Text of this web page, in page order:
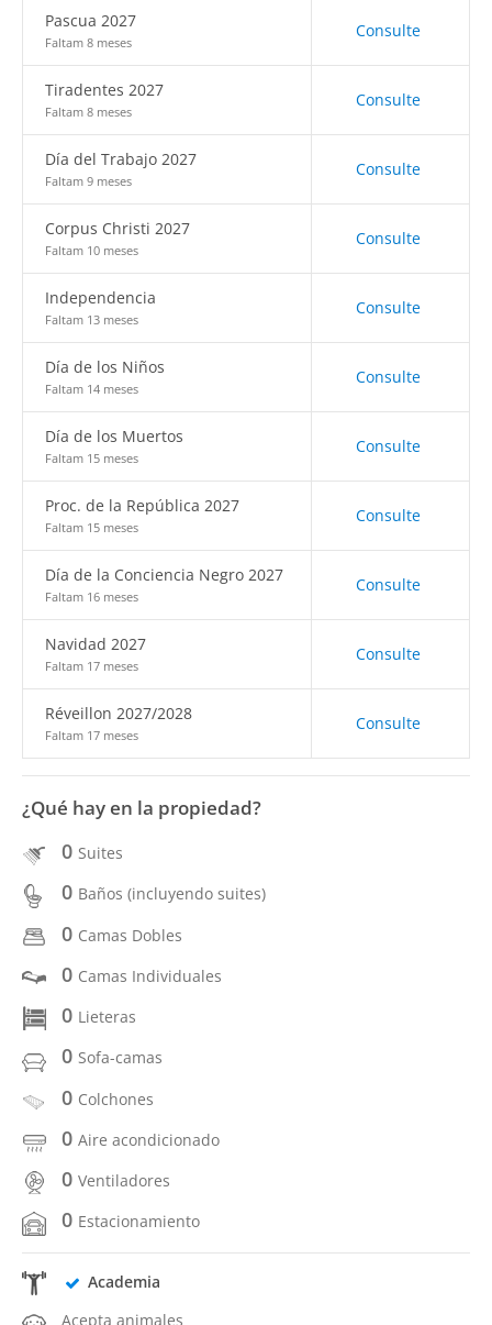
Pascua 2027
Faltam 8 meses
Consulte
Tiradentes 2027
Faltam 8 meses
Consulte
Día del Trabajo 2027
Faltam 9 meses
Consulte
Corpus Christi 2027
Faltam 10 meses
Consulte
Independencia
Faltam 13 meses
Consulte
Día de los Niños
Faltam 14 meses
Consulte
Día de los Muertos
Faltam 15 meses
Consulte
Proc. de la República 2027
Faltam 15 meses
Consulte
Día de la Conciencia Negro 2027
Faltam 16 meses
Consulte
Navidad 2027
Faltam 17 meses
Consulte
Réveillon 2027/2028
Faltam 17 meses
Consulte
¿Qué hay en la propiedad?
0 Suites
0 Baños (incluyendo suites)
0 Camas Dobles
0 Camas Individuales
0 Lieteras
0 Sofa-camas
0 Colchones
0 Aire acondicionado
0 Ventiladores
0 Estacionamiento
Academia
Acepta animales